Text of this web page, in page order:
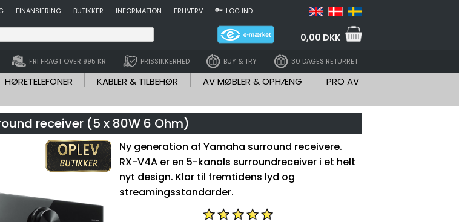
FINANSIERING BUTIKKER INFORMATION ERHVERV LOG IND
0,00 DKK
FRI FRAGT OVER 995 KR PRISSIKKERHED BUY & TRY 30 DAGES RETURRET
HØRETELEFONER KABLER & TILBEHØR AV MØBLER & OPHÆNG PRO AV
receiver (5 x 80W 6 Ohm)
Ny generation af Yamaha surround receivere.
RX-V4A er en 5-kanals surroundreceiver i et helt
nyt design. Klar til fremtidens lyd og
streamingsstandarder.